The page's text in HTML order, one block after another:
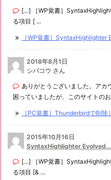
[…] ［WP覚書］
る項目 [ ...
［WP覚書］SyntaxHighlighter
2018年8月1日
シバコウ さん
ありがとうございました。アカ
困っていましたが、このサイトの
［PC覚書］Thunderbirdで削除
2015年10月16日
SyntaxHighlighter Evolved...
[…] ［WP覚書］
る項目 [& ...